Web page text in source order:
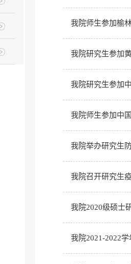
我院师生参加榆
我院研究生参加
我院研究生参加
我院师生参加中
我院举办研究生
我院召开研究生
我院2020级硕士
我院2021-2022